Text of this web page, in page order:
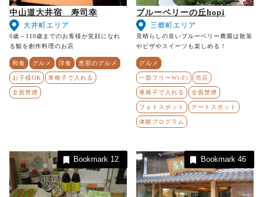
中山道大井宿 寿司幸
大井町エリア
0歳～110歳までのお客様が笑顔になれ
る鮨を創作料理のお店
和食 グルメ 洋食 恵那のグルメ
お子様OK 車椅子で入れる
全面禁煙
ブルーベリーの丘hopi
三郷町エリア
見晴らしの良いブルーベリー農園は散策
やピザやスイーツも楽しめる！
グルメ
一部フリーWi-Fi 売店
車椅子で入れる 全面禁煙
フォトスポット デートスポット
体験プログラム
Bookmark 12 Bookmark 46